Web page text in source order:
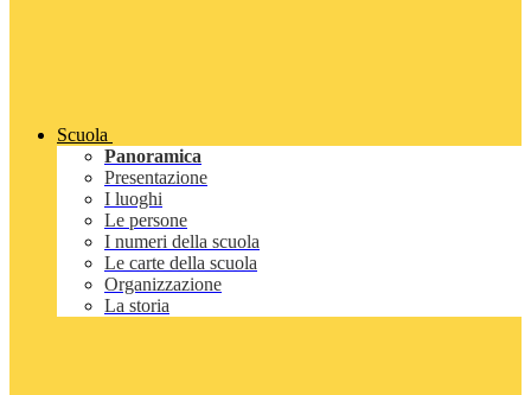
Scuola
Panoramica
Presentazione
I luoghi
Le persone
I numeri della scuola
Le carte della scuola
Organizzazione
La storia